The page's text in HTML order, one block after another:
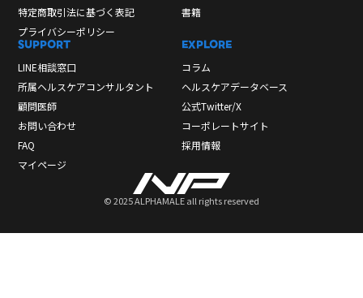
特定商取引法に基づく表記
プライバシーポリシー
書籍
SUPPORT
LINE相談窓口
所属ヘルスケアコンサルタント
顧問医師
お問い合わせ
FAQ
マイページ
EXPLORE
コラム
ヘルスケアデータベース
公式Twitter/X
コーポレートサイト
採用情報
© 2025 ALPHAMALE all rights reserved